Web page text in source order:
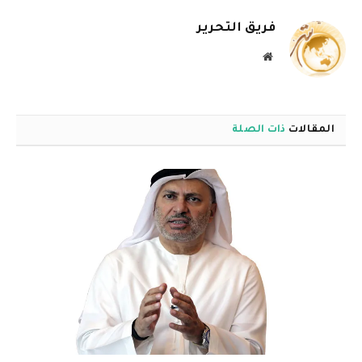
فريق التحرير
موقع
المقالات ذات الصلة